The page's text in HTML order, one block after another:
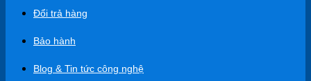
Đổi trả hàng
Bảo hành
Blog & Tin tức công nghệ